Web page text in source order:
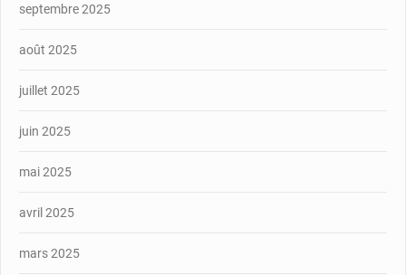
septembre 2025
août 2025
juillet 2025
juin 2025
mai 2025
avril 2025
mars 2025